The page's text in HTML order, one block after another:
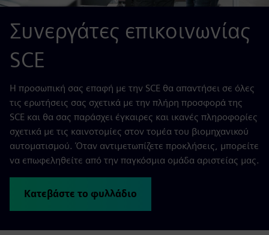
Συνεργάτες επικοινωνίας
SCE
Η προσωπική σας επαφή με την SCE θα απαντήσει σε όλες
τις ερωτήσεις σας σχετικά με την πλήρη προσφορά της
SCE και θα σας παράσχει έγκαιρες και ικανές πληροφορίες
σχετικά με τις καινοτομίες στον τομέα του βιομηχανικού
αυτοματισμού. Όταν αντιμετωπίζετε προκλήσεις, μπορείτε
να επωφεληθείτε από την παγκόσμια ομάδα αριστείας μας.
Κατεβάστε το φυλλάδιο